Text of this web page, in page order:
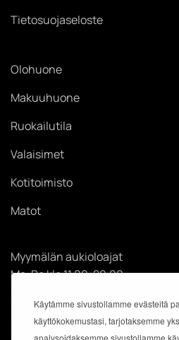
Käytämme sivustollamme evästeitä
käyttökokemustasi, tarjotaksemme
analysoidaksemme sivustollamme
Tietosuojaseloste
Olohuone
Makuuhuone
Ruokailutila
Valaisimet
Kotitoimisto
Matot
Myymälän aukioloajat
Ma-Pe klo 11.00-20.00
Su klo 12.00-18.00